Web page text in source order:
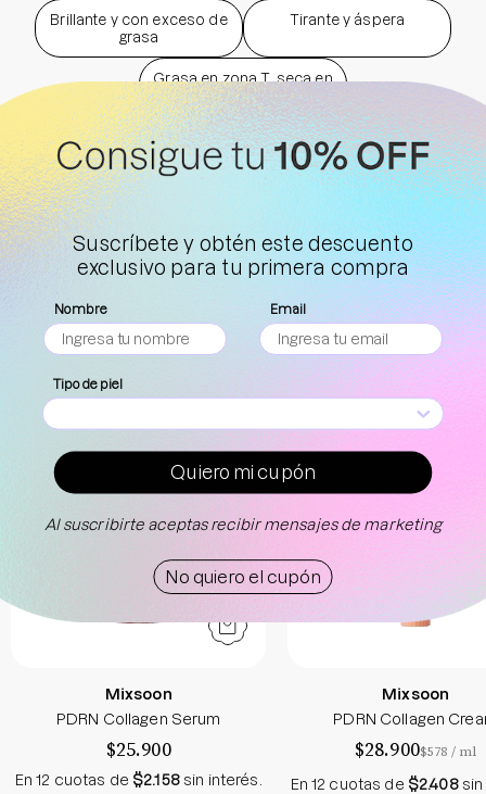
Brillante y con exceso de
grasa
Tirante y áspera
Grasa en zona T, seca en
mejillas
Las marcas más buscadas
Tus always K-Beauty favs
Mixsoon Celimax Medicube
Mixsoon
PDRN Collagen Serum
$25.900
En 12 cuotas de $2.158sin interés.
PDRN
Mixsoon
PDRN Collagen
$28.900$578 / por
ml
En 12 cuotas de $2.408sin
Suscríbete y obtén este descuento
exclusivo para tu primera compra
Nombre Email
Tipo de piel
quiero mi cupón
Al suscribirte aceptas recibir mensajes de marketing
no quiero el cupón